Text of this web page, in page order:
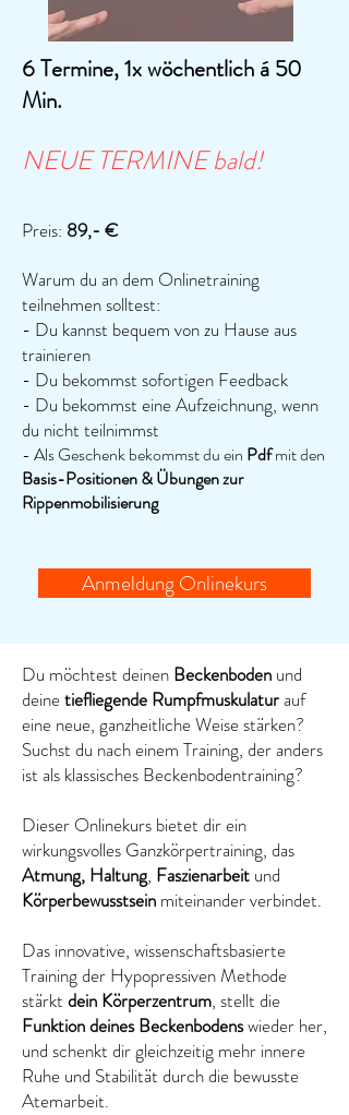
6 Termine, 1x wöchentlich á 50
Min.
NEUE TERMINE bald!
Preis: 89,- €
Warum du an dem Onlinetraining
teilnehmen solltest:
- Du kannst bequem von zu Hause aus
trainieren
- Du bekommst sofortigen Feedback
- Du bekommst eine Aufzeichnung, wenn
du nicht teilnimmst
- Als Geschenk bekommst du ein Pdfmit den
Basis-Positionen & Übungen zur
Rippenmobilisierung
Anmeldung Onlinekurs
Du möchtest deinen Beckenboden und
deinetiefliegende Rumpfmuskulaturauf
eine neue, ganzheitliche Weise stärken?
Suchst du nach einem Training, der anders
ist als klassisches Beckenbodentraining?
Dieser Onlinekurs bietet dir ein
wirkungsvolles Ganzkörpertraining, das
Atmung, Haltung, Faszienarbeit und
Körperbewusstsein miteinander verbindet. ​
Das innovative, wissenschaftsbasierte
Training der Hypopressiven Methode
stärkt dein Körperzentrum, stellt die
Funktion deines Beckenbodenswieder her,
und schenkt dir gleichzeitig mehr innere
Ruhe und Stabilität durch die bewusste
Atemarbeit.